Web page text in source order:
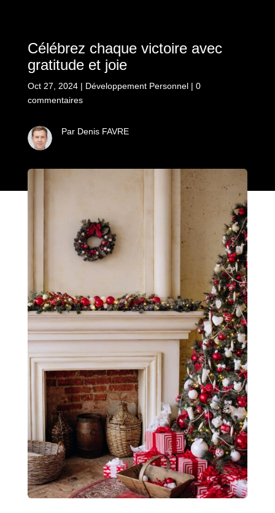
Célébrez chaque victoire avec
gratitude et joie
Oct 27, 2024| Développement Personnel| 0
commentaires
Par Denis FAVRE